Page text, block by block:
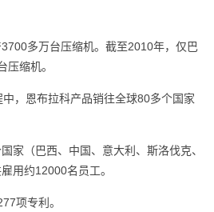
多万台压缩机。截至2010年，仅巴
压缩机。
，恩布拉科产品销往全球80多个国家
家（巴西、中国、意大利、斯洛伐克、
用约12000名员工。
项专利。